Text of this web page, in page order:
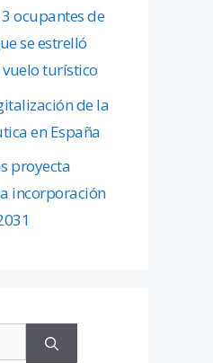
ocupantes de
se estrelló
turístico
de la
en España
proyecta
incorporación